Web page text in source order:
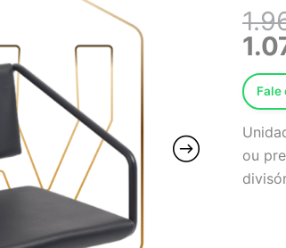
Fale
ou
Ewtk-